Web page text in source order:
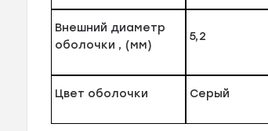
Внешний диаметр
оболочки , (мм)
5,2
Цвет оболочки Серый